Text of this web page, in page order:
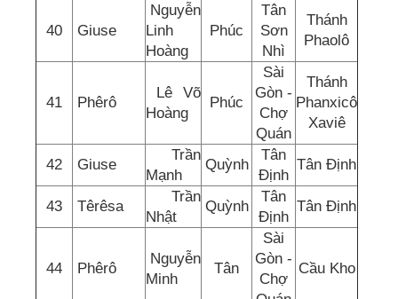
40 Giuse
Nguyễn
Linh
Hoàng
Phúc
Tân
Sơn
Nhì
Thánh
Phaolô
41 Phêrô
Lê Võ
Hoàng
Phúc
Sài
Gòn -
Chợ
Quán
Thánh
Phanxicô
Xaviê
42 Giuse
Trần
Mạnh
Quỳnh
Tân
Định
Tân Định
43 Têrêsa
Trần
Nhật
Quỳnh
Tân
Định
Tân Định
44 Phêrô
Nguyễn
Minh
Tân
Sài
Gòn -
Chợ
Cầu Kho